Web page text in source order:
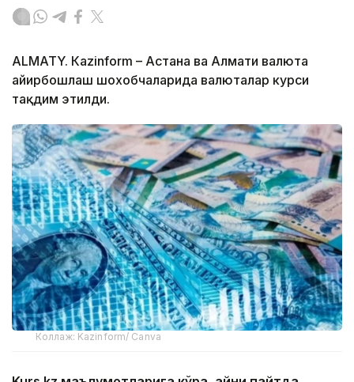
ALMATY. Кazinform – Астана ва Алмати валюта
айирбошлаш шохобчаларида валюталар курси
тақдим этилди.
Коллаж: Kazinform/ Canva